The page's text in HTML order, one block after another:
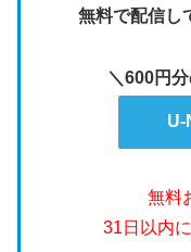
無料で配信し
＼600円
U-
無料
31日以内